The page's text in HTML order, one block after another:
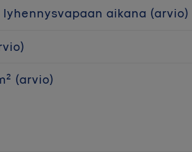
aikana (arvio)
(arvio)